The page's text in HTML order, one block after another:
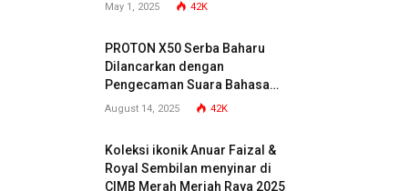
May 1, 2025 42K
PROTON X50 Serba Baharu
Dilancarkan dengan
Pengecaman Suara Bahasa
Malaysia
August 14, 2025 42K
Koleksi ikonik Anuar Faizal &
Royal Sembilan menyinar di
CIMB Merah Meriah Raya 2025